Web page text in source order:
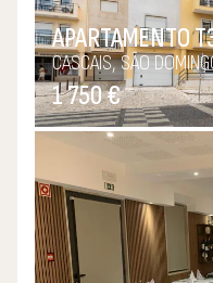
APARTAMENTO
CASCAIS, SÃO
1 750 €